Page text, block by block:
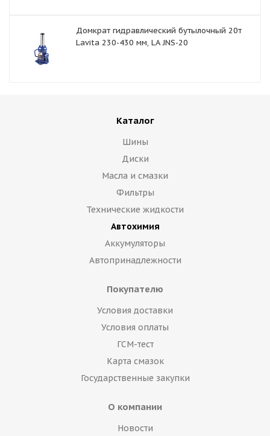
Домкрат гидравлический бутылочный 20т
Lavita 230-430 мм, LA JNS-20
Каталог
Шины
Диски
Масла и смазки
Фильтры
Технические жидкости
Автохимия
Аккумуляторы
Автопринадлежности
Покупателю
Условия доставки
Условия оплаты
ГСМ-тест
Карта смазок
Государственные закупки
О компании
Новости